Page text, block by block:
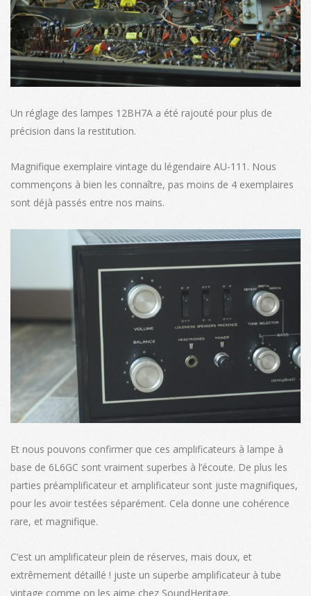
Un réglage des lampes 12BH7A a été rajouté pour plus de
précision dans la restitution.
Magnifique exemplaire vintage du légendaire AU-111. Nous
commençons à bien les connaître, pas moins de 4 exemplaires
sont déjà passés entre nos mains.
Et nous pouvons confirmer que ces amplificateurs à lampe à
base de 6L6GC sont vraiment superbes à l’écoute. De plus les
parties préamplificateur et amplificateur sont juste magnifiques,
pour les avoir testées séparément. Cela donne une cohérence
rare, et magnifique.
C’est un amplificateur plein de réserves, mais doux, et
extrêmement détaillé ! juste un superbe amplificateur à tube
vintage comme on les aime chez SoundHeritage.